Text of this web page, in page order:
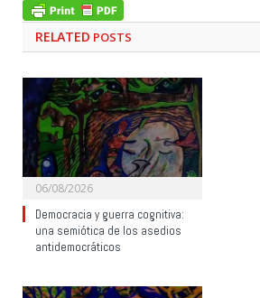
RELATED POSTS
06/08/2026
Democracia y guerra cognitiva:
una semiótica de los asedios
antidemocráticos